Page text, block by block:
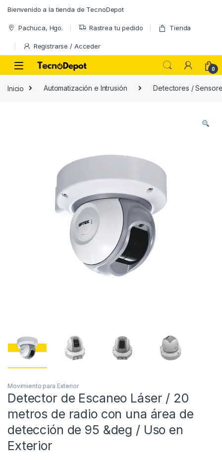
Bienvenido a la tienda de TecnoDepot
Pachuca, Hgo. Rastrea tu pedido Tienda
Registrarse / Acceder
0
Inicio Automatización e Intrusión Detectores /
Movimiento para Exterior
Detector de Escaneo Láser / 20
metros de radio con una área de
detección de 95 &deg / Uso en
Exterior